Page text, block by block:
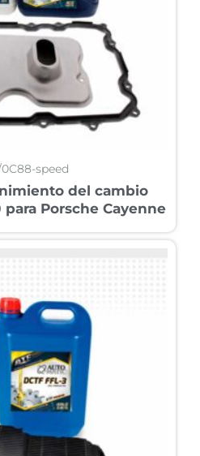
speed
del cambio
Porsche Cayenne